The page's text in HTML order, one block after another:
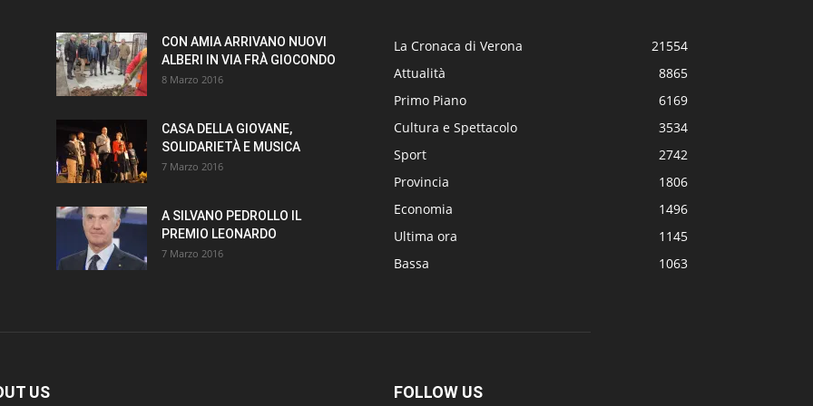
CON AMIA ARRIVANO NUOVI
ALBERI IN VIA FRÀ GIOCONDO
8 Marzo 2016
CASA DELLA GIOVANE,
SOLIDARIETÀ E MUSICA
7 Marzo 2016
A SILVANO PEDROLLO IL
PREMIO LEONARDO
7 Marzo 2016
La Cronaca di Verona
21554
Attualità
8865
Primo Piano
6169
Cultura e Spettacolo
3534
Sport
2742
Provincia
1806
Economia
1496
Ultima ora
1145
Bassa
1063
US FOLLOW US